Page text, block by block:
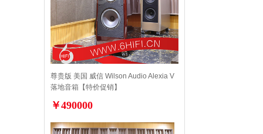
尊贵版 美国 威信 Wilson Audio Alexia V
落地音箱【特价促销】
￥490000